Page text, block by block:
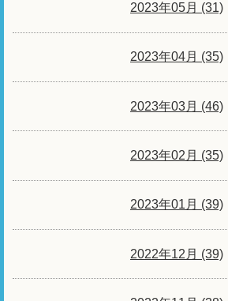
2023年05月 (31)
2023年04月 (35)
2023年03月 (46)
2023年02月 (35)
2023年01月 (39)
2022年12月 (39)